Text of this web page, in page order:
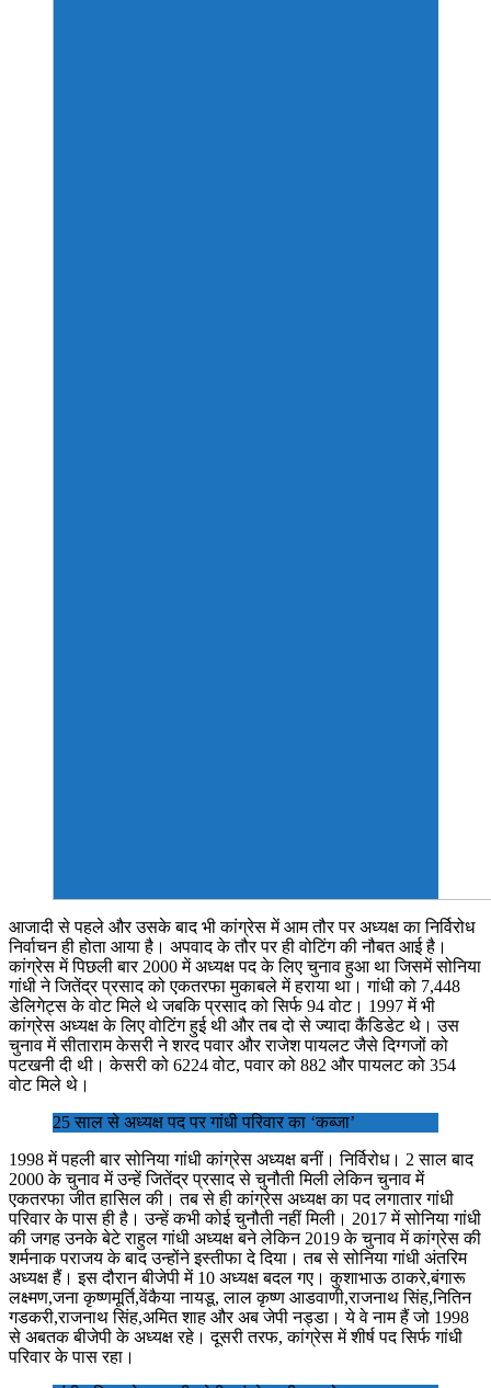
आजादी से पहले और उसके बाद भी कांग्रेस में आम तौर पर अध्यक्ष का निर्विरोध
निर्वाचन ही होता आया है। अपवाद के तौर पर ही वोटिंग की नौबत आई है।
कांग्रेस में पिछली बार 2000 में अध्यक्ष पद के लिए चुनाव हुआ था जिसमें सोनिया
गांधी ने जितेंद्र प्रसाद को एकतरफा मुकाबले में हराया था। गांधी को 7,448
डेलिगेट्स के वोट मिले थे जबकि प्रसाद को सिर्फ 94 वोट। 1997 में भी
कांग्रेस अध्यक्ष के लिए वोटिंग हुई थी और तब दो से ज्यादा कैंडिडेट थे। उस
चुनाव में सीताराम केसरी ने शरद पवार और राजेश पायलट जैसे दिग्गजों को
पटखनी दी थी। केसरी को 6224 वोट, पवार को 882 और पायलट को 354
वोट मिले थे।
25 साल से अध्यक्ष पद पर गांधी परिवार का ‘कब्जा’
1998 में पहली बार सोनिया गांधी कांग्रेस अध्यक्ष बनीं। निर्विरोध। 2 साल बाद
2000 के चुनाव में उन्हें जितेंद्र प्रसाद से चुनौती मिली लेकिन चुनाव में
एकतरफा जीत हासिल की। तब से ही कांग्रेस अध्यक्ष का पद लगातार गांधी
परिवार के पास ही है। उन्हें कभी कोई चुनौती नहीं मिली। 2017 में सोनिया गांधी
की जगह उनके बेटे राहुल गांधी अध्यक्ष बने लेकिन 2019 के चुनाव में कांग्रेस की
शर्मनाक पराजय के बाद उन्होंने इस्तीफा दे दिया। तब से सोनिया गांधी अंतरिम
अध्यक्ष हैं। इस दौरान बीजेपी में 10 अध्यक्ष बदल गए। कुशाभाऊ ठाकरे,बंगारू
लक्ष्मण,जना कृष्णमूर्ति,वेंकैया नायडू, लाल कृष्ण आडवाणी,राजनाथ सिंह,नितिन
गडकरी,राजनाथ सिंह,अमित शाह और अब जेपी नड्डा। ये वे नाम हैं जो 1998
से अबतक बीजेपी के अध्यक्ष रहे। दूसरी तरफ, कांग्रेस में शीर्ष पद सिर्फ गांधी
परिवार के पास रहा।